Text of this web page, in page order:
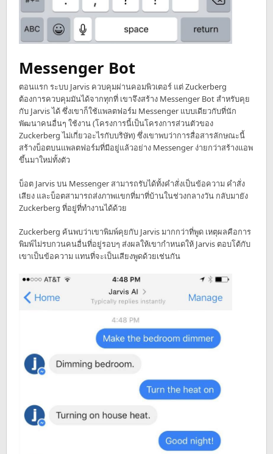
Messenger Bot
ตอนแรก ระบบ Jarvis ควบคุมผ่านคอมพิวเตอร์ แต่ Zuckerberg
ต้องการควบคุมมันได้จากทุกที่ เขาจึงสร้าง Messenger Bot สำหรับคุย
กับ Jarvis ได้ ซึ่งเขาก็ใช้แพลตฟอร์ม Messenger แบบเดียวกับที่นัก
พัฒนาคนอื่นๆ ใช้งาน (โครงการนี้เป็นโครงการส่วนตัวของ
Zuckerberg ไม่เกี่ยวอะไรกับบริษัท) ซึ่งเขาพบว่าการสื่อสารลักษณะนี้
สร้างบ็อตบนแพลตฟอร์มที่มีอยู่แล้วอย่าง Messenger ง่ายกว่าสร้างแอพ
ขึ้นมาใหม่ทั้งตัว
บ็อต Jarvis บน Messenger สามารถรับได้ทั้งคำสั่งเป็นข้อความ คำสั่ง
เสียง และบ็อตสามารถส่งภาพแขกที่มาที่บ้านในช่วงกลางวัน กลับมายัง
Zuckerberg ที่อยู่ที่ทำงานได้ด้วย
Zuckerberg ค้นพบว่าเขาพิมพ์คุยกับ Jarvis มากกว่าที่พูด เหตุผลคือการ
พิมพ์ไม่รบกวนคนอื่นที่อยู่รอบๆ ส่งผลให้เขากำหนดให้ Jarvis ตอบโต้กับ
เขาเป็นข้อความ แทนที่จะเป็นเสียงพูดด้วยเช่นกัน